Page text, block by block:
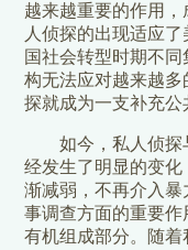
越来越重要的作用，
人侦探的出现适应
国社会转型时期不
构无法应对越来越
探就成为一支补充
如今，私人侦
经发生了明显的变
渐减弱，不再介入
事调查方面的重要
有机组成部分。随